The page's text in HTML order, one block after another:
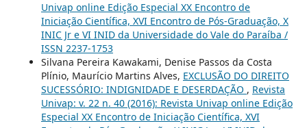
Univap online Edição Especial XX Encontro de
Iniciação Científica, XVI Encontro de Pós-Graduação, X
INIC Jr e VI INID da Universidade do Vale do Paraíba /
ISSN 2237-1753
Silvana Pereira Kawakami, Denise Passos da Costa
Plínio, Maurício Martins Alves, EXCLUSÃO DO DIREITO
SUCESSÓRIO: INDIGNIDADE E DESERDAÇÃO , Revista
Univap: v. 22 n. 40 (2016): Revista Univap online Edição
Especial XX Encontro de Iniciação Científica, XVI